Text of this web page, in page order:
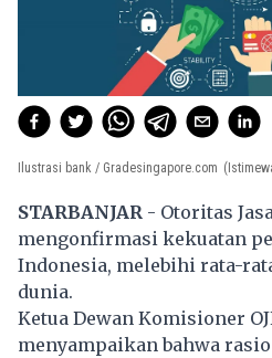
Ilustrasi bank / Gradesingapore.com
STARBANJAR - Otoritas
mengonfirmasi kekuatan
Indonesia, melebihi rata-
dunia.
Ketua Dewan Komisioner
menyampaikan bahwa